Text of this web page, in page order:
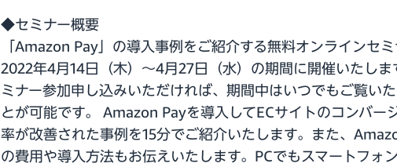
◆セミナー概要
「Amazon Pay」の導入事例をご紹介する無料オンラインセミ
2022年4月14日（木）～4月27日（水）の期間に開催いたしま
ミナー参加申し込みいただければ、期間中はいつでもご覧い
とが可能です。 Amazon Payを導入してECサイトのコンバー
率が改善された事例を15分でご紹介いたします。また、
の費用や導入方法もお伝えいたします。PCでもスマートフォ